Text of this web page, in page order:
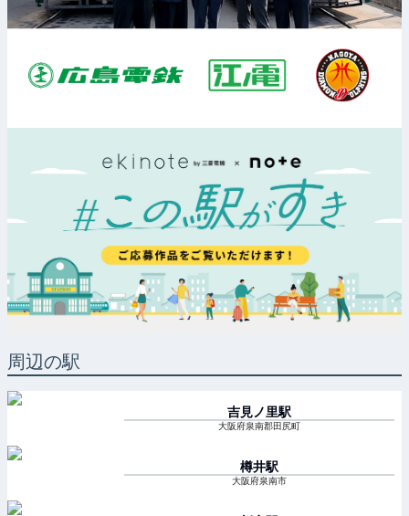
周辺の駅
吉見ノ里駅
大阪府泉南郡田尻町
樽井駅
大阪府泉南市